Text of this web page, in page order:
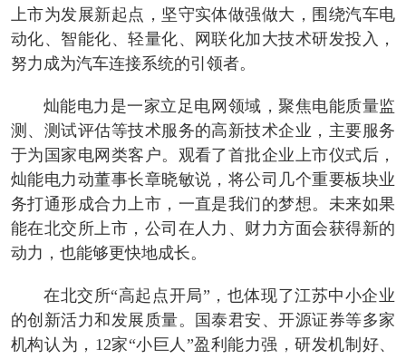
上市为发展新起点，坚守实体做强做大，围绕汽车电
动化、智能化、轻量化、网联化加大技术研发投入，
努力成为汽车连接系统的引领者。
灿能电力是一家立足电网领域，聚焦电能质量监
测、测试评估等技术服务的高新技术企业，主要服务
于为国家电网类客户。观看了首批企业上市仪式后，
灿能电力动董事长章晓敏说，将公司几个重要板块业
务打通形成合力上市，一直是我们的梦想。未来如果
能在北交所上市，公司在人力、财力方面会获得新的
动力，也能够更快地成长。
在北交所“高起点开局”，也体现了江苏中小企业
的创新活力和发展质量。国泰君安、开源证券等多家
机构认为，12家“小巨人”盈利能力强，研发机制好、